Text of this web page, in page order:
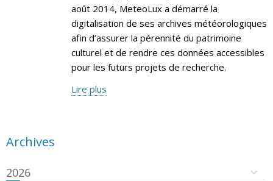
août 2014, MeteoLux a démarré la
digitalisation de ses archives météorologiques
afin d’assurer la pérennité du patrimoine
culturel et de rendre ces données accessibles
pour les futurs projets de recherche.
Lire plus
Archives
2026